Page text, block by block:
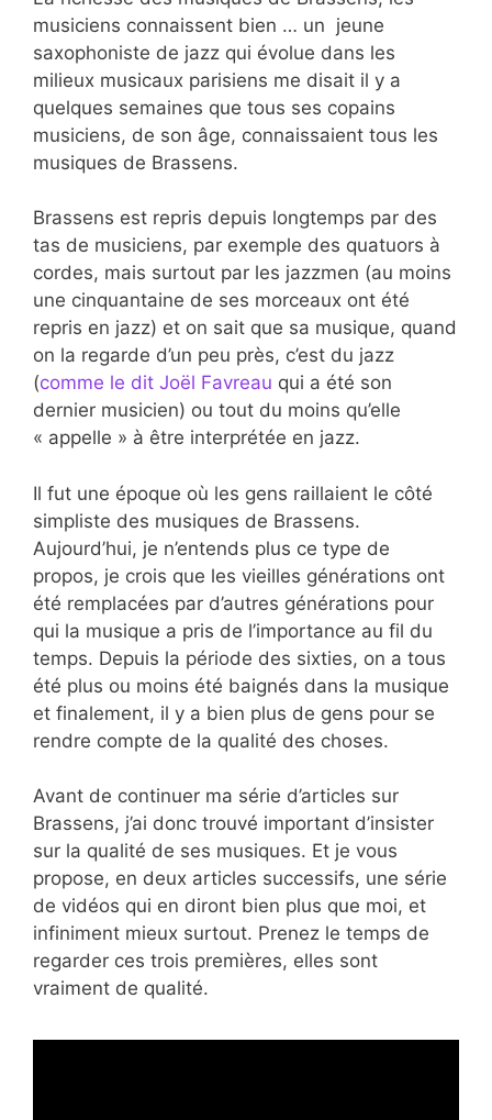
musiciens connaissent bien … un jeune
saxophoniste de jazz qui évolue dans les
milieux musicaux parisiens me disait il y a
quelques semaines que tous ses copains
musiciens, de son âge, connaissaient tous les
musiques de Brassens.
Brassens est repris depuis longtemps par des
tas de musiciens, par exemple des quatuors à
cordes, mais surtout par les jazzmen (au moins
une cinquantaine de ses morceaux ont été
repris en jazz) et on sait que sa musique, quand
on la regarde d’un peu près, c’est du jazz
(comme le dit Joël Favreau qui a été son
dernier musicien) ou tout du moins qu’elle
« appelle » à être interprétée en jazz.
Il fut une époque où les gens raillaient le côté
simpliste des musiques de Brassens.
Aujourd’hui, je n’entends plus ce type de
propos, je crois que les vieilles générations ont
été remplacées par d’autres générations pour
qui la musique a pris de l’importance au fil du
temps. Depuis la période des sixties, on a tous
été plus ou moins été baignés dans la musique
et finalement, il y a bien plus de gens pour se
rendre compte de la qualité des choses.
Avant de continuer ma série d’articles sur
Brassens, j’ai donc trouvé important d’insister
sur la qualité de ses musiques. Et je vous
propose, en deux articles successifs, une série
de vidéos qui en diront bien plus que moi, et
infiniment mieux surtout. Prenez le temps de
regarder ces trois premières, elles sont
vraiment de qualité.